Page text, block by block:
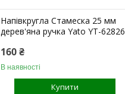
Напівкругла Стамеска 25 мм
дерев'яна ручка Yato YT-62826
160 ₴
В наявності
Купити